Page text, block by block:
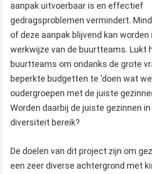
aanpak uitvoerbaar is en effectief
gedragsproblemen vermindert.
of deze aanpak blijvend kan worden
werkwijze van de buurtteams. Lukt
buurtteams om ondanks de grote
beperkte budgetten te ‘doen wat
oudergroepen met de juiste
Worden daarbij de juiste gezinnen in
diversiteit bereik?
De doelen van dit project zijn om
een zeer diverse achtergrond met